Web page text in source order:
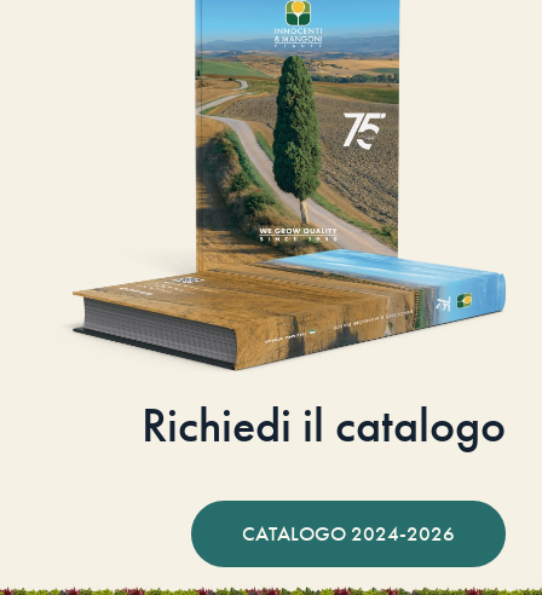
Richiedi il catalogo
CATALOGO 2024-2026